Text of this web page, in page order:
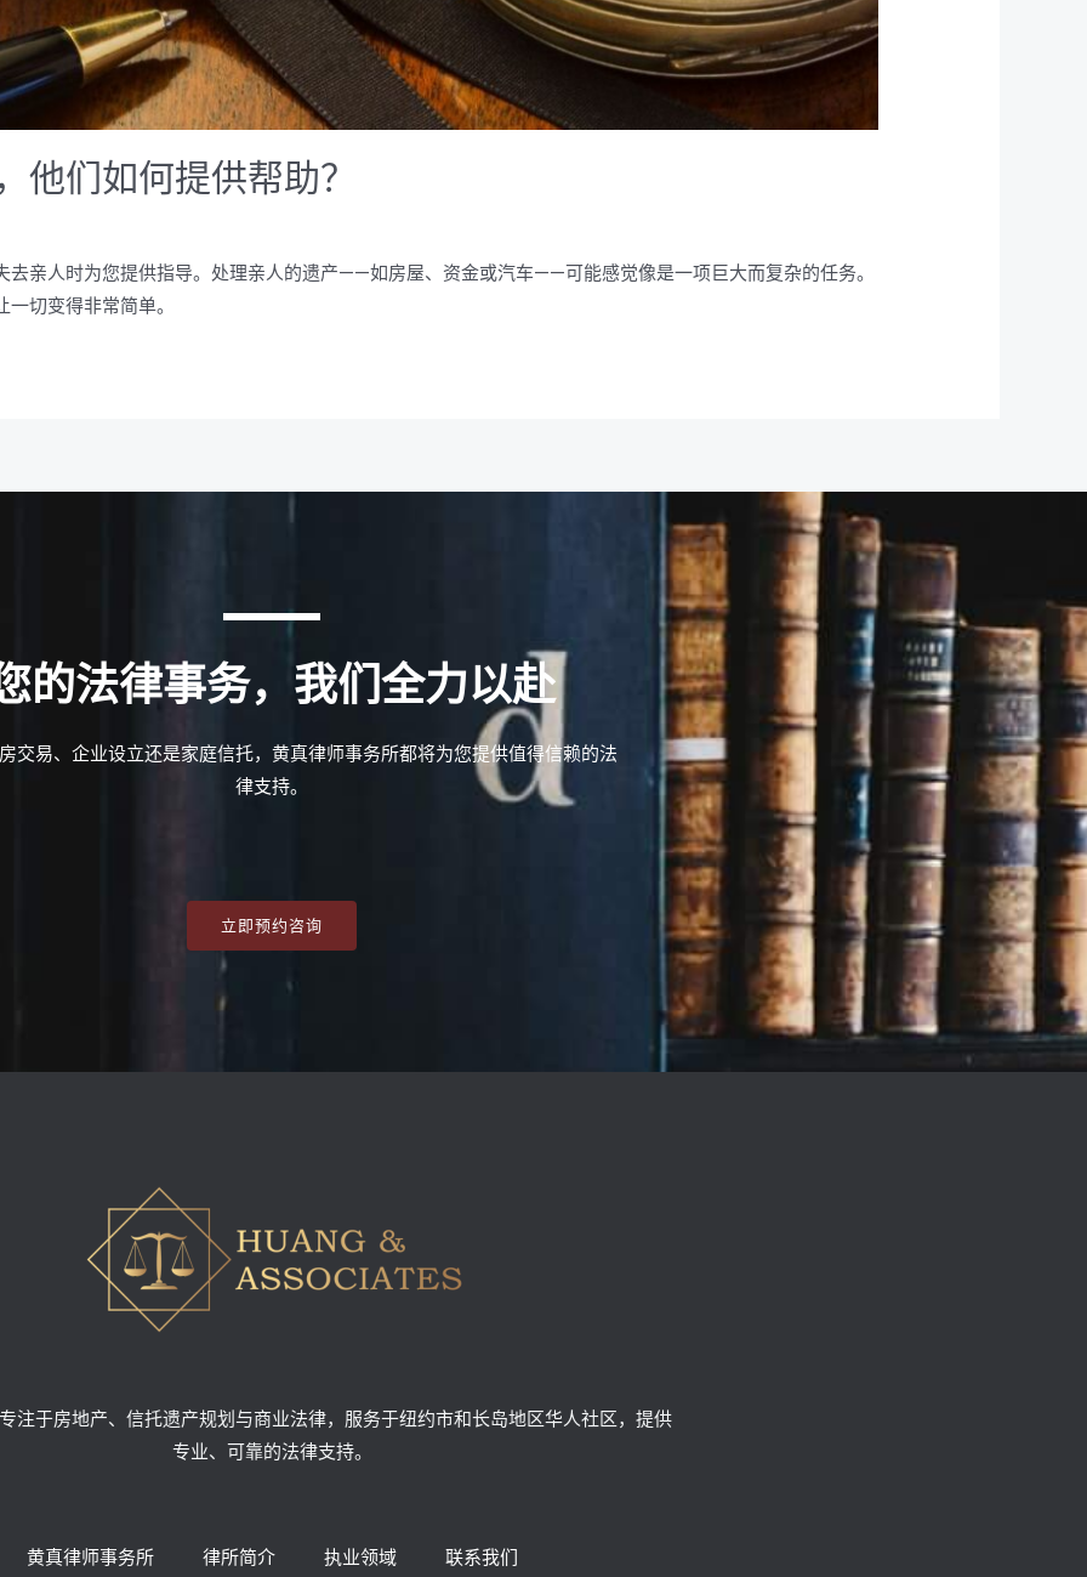
们如何提供帮助？
去亲人时为您提供指导。处理亲人的遗产——如房屋、资金或汽车——可能感觉像是一项巨大而复杂的任务。
切变得非常简单。
的法律事务，我们全力以赴
交易、企业设立还是家庭信托，黄真律师事务所都将为您提供值得信赖的法
律支持。
立即预约咨询
注于房地产、信托遗产规划与商业法律，服务于纽约市和长岛地区华人社区，提供
专业、可靠的法律支持。
黄真律师事务所 律所简介 执业领域 联系我们